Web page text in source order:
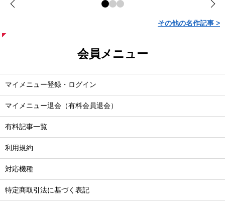
その他の名作記事 >
会員メニュー
マイメニュー登録・ログイン
マイメニュー退会（有料会員退会）
有料記事一覧
利用規約
対応機種
特定商取引法に基づく表記